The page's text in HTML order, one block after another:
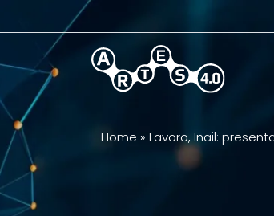
Skip to main content
Home » Lavoro, Inail: